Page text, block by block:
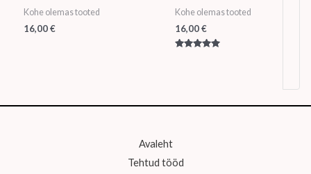
Kohe olemas tooted
16,00€
Kohe olemas tooted
16,00€
Avaleht
Tehtud tööd